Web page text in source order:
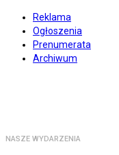
Reklama
Ogłoszenia
Prenumerata
Archiwum
NASZE WYDARZENIA